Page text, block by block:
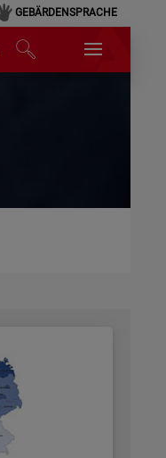
GEBÄRDENSPRACHE